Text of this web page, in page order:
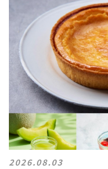
2026.08.03